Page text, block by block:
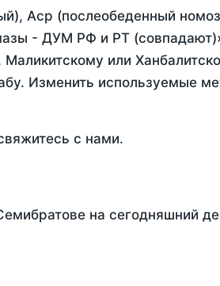
Аср (послеобеденный
- ДУМ РФ и РТ
или
Изменить используемые
с нами.
на сегодняшний